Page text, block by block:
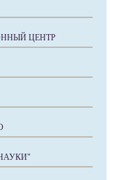
ЦЕНТР